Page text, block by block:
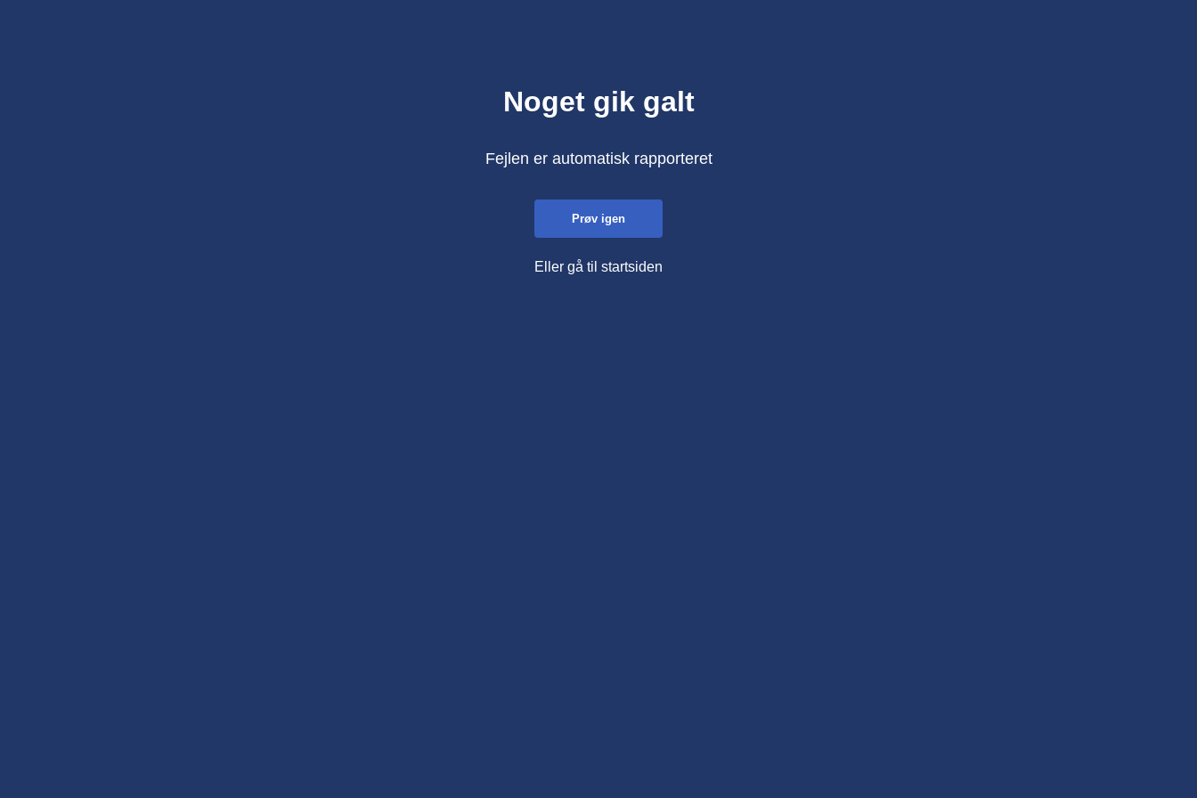
Noget gik galt
Fejlen er automatisk rapporteret
Prøv igen
Eller gå til startsiden